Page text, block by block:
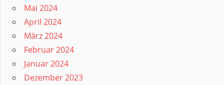
Mai 2024
April 2024
März 2024
Februar 2024
Januar 2024
Dezember 2023